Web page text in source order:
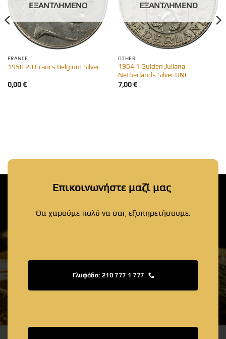
ΕΞΑΝΤΛΗΜΈΝΟ
FRANCE
1950 20 Francs Belgium Silver
0,00€
ΕΞΑΝΤΛΗΜΈΝΟ
OTHER
1964 1 Gulden Juliana
Netherlands Silver UNC
7,00€
Επικοινωνήστε μαζί μας
Θα χαρούμε πολύ να σας εξυπηρετήσουμε.
Γλυφάδα: 210 777 1 777